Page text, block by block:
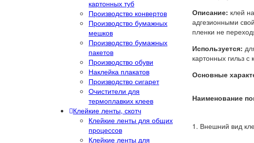
картонных туб
Производство конвертов
Производство бумажных
мешков
Производство бумажных
пакетов
Производство обуви
Наклейка плакатов
Производство сигарет
Очистители для
термоплавких клеев
Клейкие ленты, скотч
Клейкие ленты для общих
процессов
Клейкие ленты для
Описание: клей
адгезионными
пленки не
Используется:
картонных гильз
Основные
Наименование
1. Внешний вид